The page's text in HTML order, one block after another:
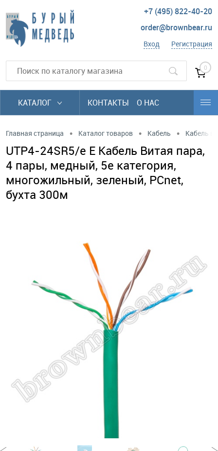
+7 (495) 822-40-20
order@brownbear.ru
Вход Регистрация
0
КАТАЛОГ КОНТАКТЫ О НАС
Главная страница • Каталог товаров • Кабель • Кабель
UTP4-24SR5/e E Кабель Витая пара,
4 пары, медный, 5е категория,
многожильный, зеленый, PCnet,
бухта 300м